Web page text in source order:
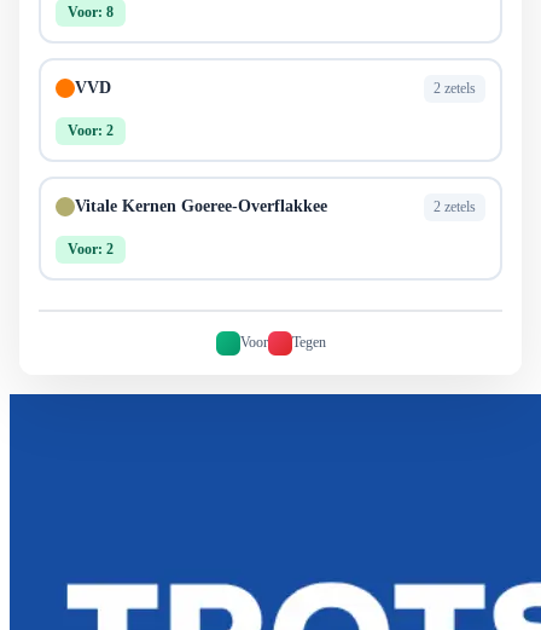
Voor: 8
VVD 2 zetels
Voor: 2
Vitale Kernen Goeree-Overflakkee 2 zetels
Voor: 2
Voor Tegen